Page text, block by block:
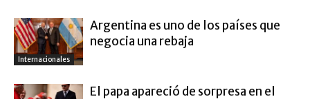
Internacionales
Argentina es uno de los países que
negocia una rebaja
El papa apareció de sorpresa en el